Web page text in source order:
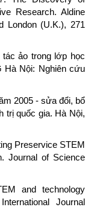
Research. Aldine
London (U.K.), 271
ảo trong lớp học
Hà Nội: Nghiên cứu
2005 - sửa đổi, bổ
trị quốc gia. Hà Nội,
Preservice STEM
Journal of Science
and technology
Journal